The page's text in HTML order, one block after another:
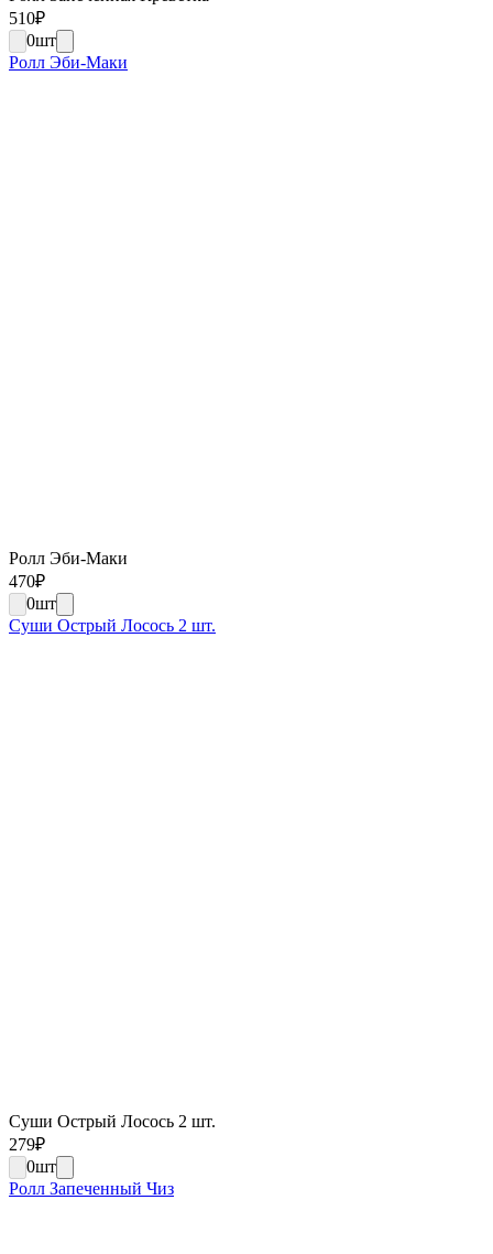
510₽
0шт
Ролл Эби-Маки
Ролл Эби-Маки
470₽
0шт
Суши Острый Лосось 2 шт.
Суши Острый Лосось 2 шт.
279₽
0шт
Ролл Запеченный Чиз